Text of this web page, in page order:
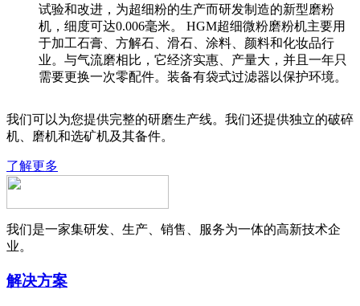
试验和改进，为超细粉的生产而研发制造的新型磨粉
机，细度可达0.006毫米。 HGM超细微粉磨粉机主要用
于加工石膏、方解石、滑石、涂料、颜料和化妆品行
业。与气流磨相比，它经济实惠、产量大，并且一年只
需要更换一次零配件。装备有袋式过滤器以保护环境。
我们可以为您提供完整的研磨生产线。我们还提供独立的破碎
机、磨机和选矿机及其备件。
了解更多
我们是一家集研发、生产、销售、服务为一体的高新技术企
业。
解决方案